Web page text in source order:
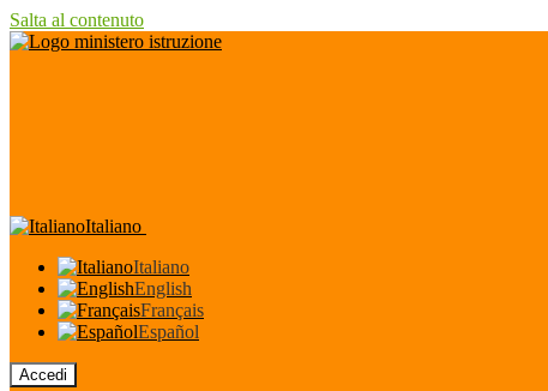
Salta al contenuto
Italiano
Italiano
English
Français
Español
Accedi